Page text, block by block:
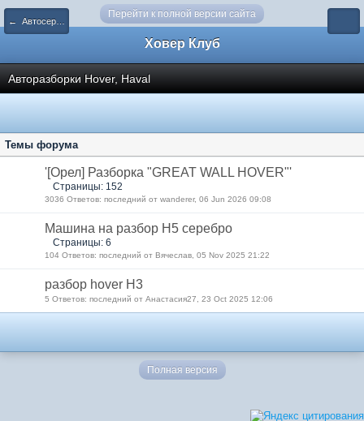
Перейти к полной версии сайта
← Автосервисы, запчасти
Ховер Клуб
Авторазборки Hover, Haval
Темы форума
'[Орел] Разборка "GREAT WALL HOVER"'
Страницы: 152
3036 Ответов: последний от wanderer, 06 Jun 2026 09:08
Машина на разбор Н5 серебро
Страницы: 6
104 Ответов: последний от Вячеслав, 05 Nov 2025 21:22
разбор hover H3
5 Ответов: последний от Анастасия27, 23 Oct 2025 12:06
Полная версия